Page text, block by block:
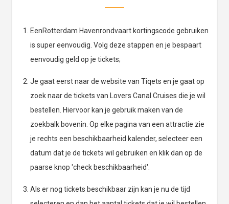
EenRotterdam Havenrondvaart kortingscode gebruiken
is super eenvoudig. Volg deze stappen en je bespaart
eenvoudig geld op je tickets;
Je gaat eerst naar de website van Tiqets en je gaat op
zoek naar de tickets van Lovers Canal Cruises die je wil
bestellen. Hiervoor kan je gebruik maken van de
zoekbalk bovenin. Op elke pagina van een attractie zie
je rechts een beschikbaarheid kalender, selecteer een
datum dat je de tickets wil gebruiken en klik dan op de
paarse knop 'check beschikbaarheid'.
Als er nog tickets beschikbaar zijn kan je nu de tijd